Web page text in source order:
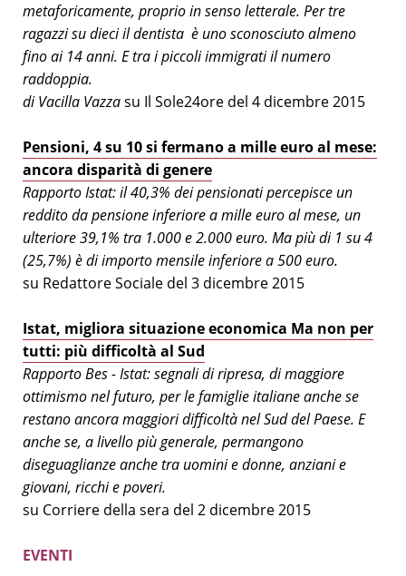
metaforicamente, proprio in senso letterale. Per tre
ragazzi su dieci il dentista è uno sconosciuto almeno
fino ai 14 anni. E tra i piccoli immigrati il numero
raddoppia.
di Vacilla Vazzasu Il Sole24ore del 4 dicembre 2015
Pensioni, 4 su 10 si fermano a mille euro al mese:
ancora disparità di genere
Rapporto Istat: il 40,3% dei pensionati percepisce un
reddito da pensione inferiore a mille euro al mese, un
ulteriore 39,1% tra 1.000 e 2.000 euro. Ma più di 1 su 4
(25,7%) è di importo mensile inferiore a 500 euro.
su Redattore Sociale del 3 dicembre 2015
Istat, migliora situazione economica Ma non per
tutti: più difficoltà al Sud
Rapporto Bes - Istat: segnali di ripresa, di maggiore
ottimismo nel futuro, per le famiglie italiane anche se
restano ancora maggiori difficoltà nel Sud del Paese. E
anche se, a livello più generale, permangono
diseguaglianze anche tra uomini e donne, anziani e
giovani, ricchi e poveri.
su Corriere della sera del 2 dicembre 2015
EVENTI